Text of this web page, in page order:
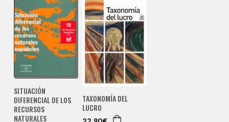
SITUACIÓN
DIFERENCIAL DE LOS
RECURSOS
NATURALES
TAXONOMÍA DEL
LUCRO